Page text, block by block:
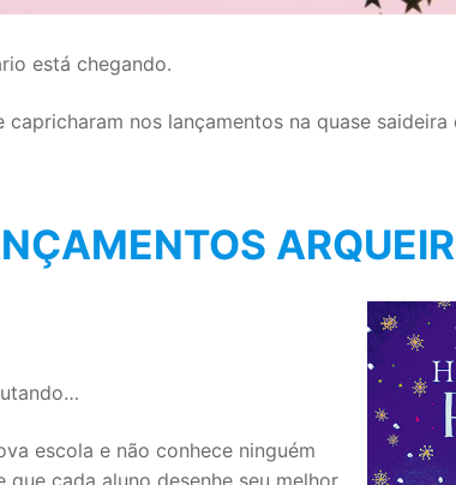
está chegando.
nos lançamentos na quase saideira
escola e não conhece ninguém
cada aluno desenhe seu melhor